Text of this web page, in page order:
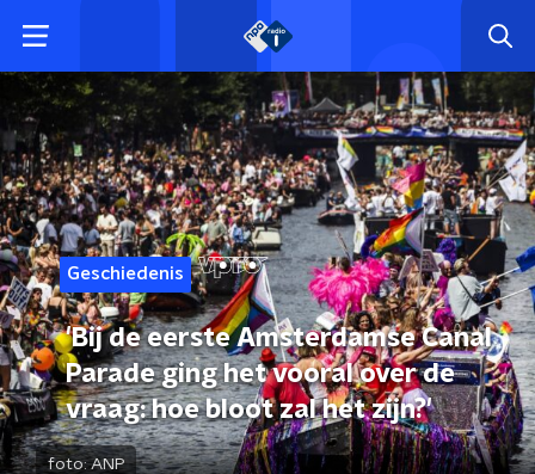
Geschiedenis
'Bij de eerste Amsterdamse Canal
Parade ging het vooral over de
vraag: hoe bloot zal het zijn?'
foto:ANP